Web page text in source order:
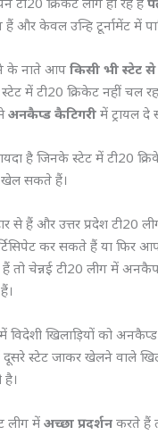
और केवल उन्हि टूर्नामेंट में
के नाते आपकिसी भी स्टेट से
में टी20 क्रिकेट नहीं चल रहा
अनकैप्ड कैटिगरी में ट्रायल
है जिनके स्टेट में टी20
खेल सकते हैं।
से हैं और उत्तर प्रदेश टी20
कर सकते हैं या फिर
तो चेन्नई टी20 लीग में
खिलाड़ियों को अनकैप्ड
दूसरे स्टेट जाकर खेलने वाले
लीग मेंअच्छा प्रदर्शन करते हैं